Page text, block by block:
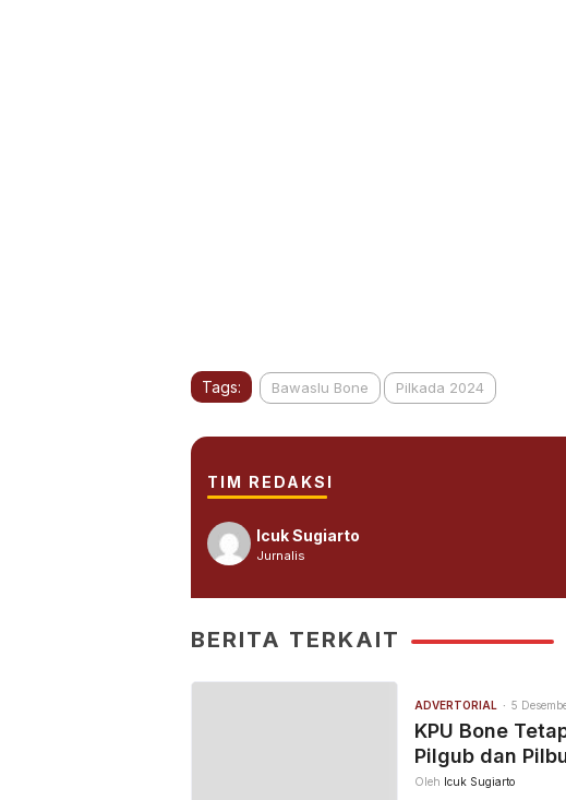
Tags: Bawaslu Bone Pilkada 2024
TIM REDAKSI
Icuk Sugiarto
Jurnalis
BERITA TERKAIT
ADVERTORIAL 5
KPU Bone
Pilgub dan
Oleh Icuk Sugiarto